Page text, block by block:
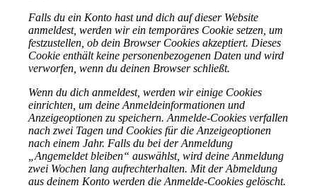
Falls du ein Konto hast und dich auf dieser Website
anmeldest, werden wir ein temporäres Cookie setzen, um
festzustellen, ob dein Browser Cookies akzeptiert. Dieses
Cookie enthält keine personenbezogenen Daten und wird
verworfen, wenn du deinen Browser schließt.
Wenn du dich anmeldest, werden wir einige Cookies
einrichten, um deine Anmeldeinformationen und
Anzeigeoptionen zu speichern. Anmelde-Cookies verfallen
nach zwei Tagen und Cookies für die Anzeigeoptionen
nach einem Jahr. Falls du bei der Anmeldung
„Angemeldet bleiben“ auswählst, wird deine Anmeldung
zwei Wochen lang aufrechterhalten. Mit der Abmeldung
aus deinem Konto werden die Anmelde-Cookies gelöscht.